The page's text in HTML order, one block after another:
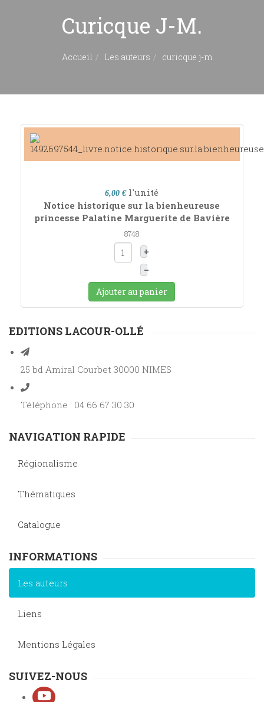
Curicque J-M.
Accueil Les auteurs curicque j-m.
6,00 € l'unité
Notice historique sur la bienheureuse
princesse Palatine Marguerite de Bavière
8748
+
–
Ajouter au panier
EDITIONS LACOUR-OLLÉ
25 bd Amiral Courbet 30000 NIMES
Téléphone : 04 66 67 30 30
NAVIGATION RAPIDE
Régionalisme
Thématiques
Catalogue
INFORMATIONS
Les auteurs
Liens
Mentions Légales
SUIVEZ-NOUS